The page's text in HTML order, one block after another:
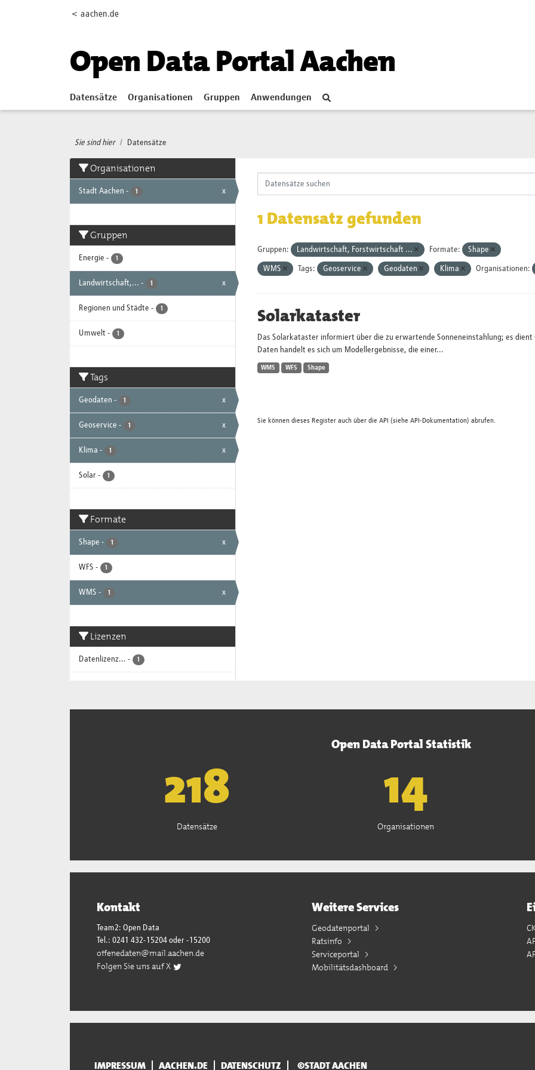
< aachen.de
Open Data Portal Aachen
Datensätze Organisationen Gruppen Anwendungen
Sie sind hier Datensätze
Organisationen
Stadt Aachen - 1 x
Gruppen
Energie - 1
Landwirtschaft,... - 1 x
Regionen und Städte - 1
Umwelt - 1
Tags
Geodaten - 1 x
Geoservice - 1 x
Klima - 1 x
Solar - 1
Formate
Shape - 1 x
WFS - 1
WMS - 1 x
Lizenzen
Datenlizenz... - 1
1 Datensatz gefunden
Gruppen: Landwirtschaft, Forstwirtschaft ... Formate: Shape
WMS Tags: Geoservice Geodaten Klima Organisationen:
Solarkataster
Das Solarkataster informiert über die zu erwartende Sonneneinstahlung; es
Daten handelt es sich um Modellergebnisse, die einer...
WMS WFS Shape
Sie können dieses Register auch über die API (siehe API-Dokumentation) abrufen.
Open Data Portal Statistik
221
Datensätze
15
Organisationen
Kontakt
Team2: Open Data
Tel.: 0241 432-15204 oder -15200
offenedaten@mail.aachen.de
Folgen Sie uns auf X
Weitere Services
Geodatenportal
Ratsinfo
Serviceportal
Mobilitätsdashboard
IMPRESSUM AACHEN.DE DATENSCHUTZ ©STADT AACHEN